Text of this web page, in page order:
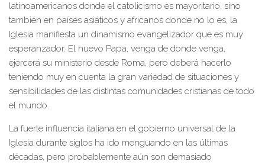
latinoamericanos donde el catolicismo es mayoritario, sino
también en países asiáticos y africanos donde no lo es, la
Iglesia manifiesta un dinamismo evangelizador que es muy
esperanzador. El nuevo Papa, venga de donde venga,
ejercerá su ministerio desde Roma, pero deberá hacerlo
teniendo muy en cuenta la gran variedad de situaciones y
sensibilidades de las distintas comunidades cristianas de todo
el mundo.
La fuerte influencia italiana en el gobierno universal de la
Iglesia durante siglos ha ido menguando en las últimas
décadas, pero probablemente aún son demasiado